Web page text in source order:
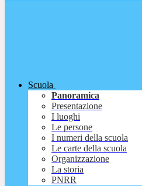
Scuola
Panoramica
Presentazione
I luoghi
Le persone
I numeri della scuola
Le carte della scuola
Organizzazione
La storia
PNRR